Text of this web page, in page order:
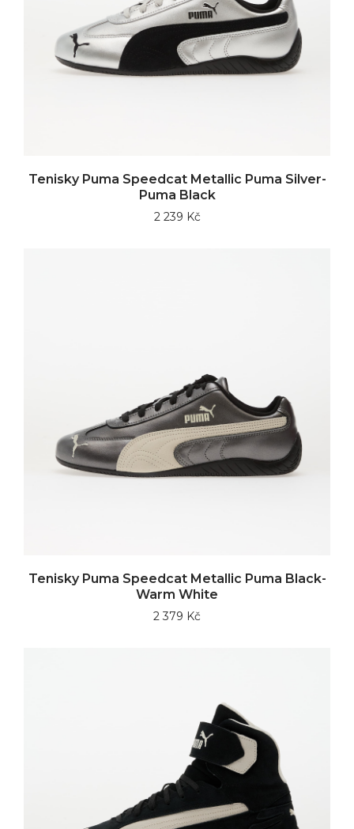
Tenisky Puma Speedcat Metallic Puma Silver-
Puma Black
2 239 Kč
Tenisky Puma Speedcat Metallic Puma Black-
Warm White
2 379 Kč